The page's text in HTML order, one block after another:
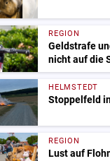
REGION
Geldstrafe
nicht auf die
HELMSTEDT
Stoppelfeld
REGION
Lust auf